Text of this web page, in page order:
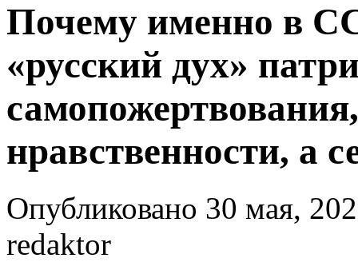
Почему именно в
«русский дух»
нравственности, а
Опубликовано 30 мая,
redaktor